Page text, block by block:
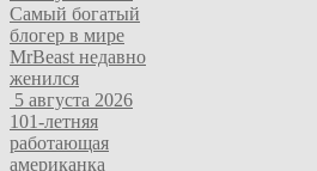
Самый богатый
блогер в мире
MrBeast недавно
женился
5 августа 2026
101-летняя
работающая
американка